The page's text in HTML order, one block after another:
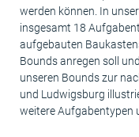
werden können. In
insgesamt 18
aufgebauten
Bounds anregen soll
unseren Bounds zur
und Ludwigsburg
weitere Aufgabentypen